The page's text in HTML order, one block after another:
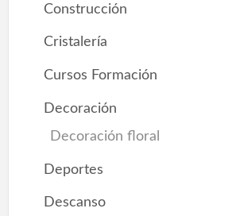
Construcción
Cristalería
Cursos Formación
Decoración
Decoración floral
Deportes
Descanso